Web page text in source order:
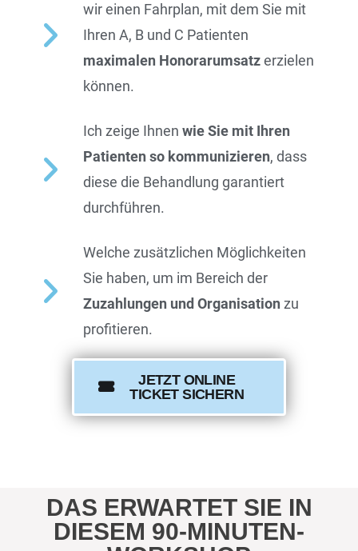
wir einen Fahrplan, mit dem Sie mit
Ihren A, B und C Patienten
maximalen Honorarumsatzerzielen
können.
Ich zeige Ihnen wie Sie mit Ihren
Patienten so kommunizieren, dass
diese die Behandlung garantiert
durchführen.
Welche zusätzlichen Möglichkeiten
Sie haben, um im Bereich der
Zuzahlungen und Organisation zu
profitieren.
JETZT ONLINE
TICKET SICHERN
DAS ERWARTET SIE IN
DIESEM 90-MINUTEN-